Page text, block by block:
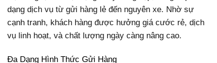
dạng dịch vụ từ gửi hàng lẻ đến nguyên xe. Nhờ sự
cạnh tranh, khách hàng được hưởng giá cước rẻ, dịch
vụ linh hoạt, và chất lượng ngày càng nâng cao.
Đa Dạng Hình Thức Gửi Hàng